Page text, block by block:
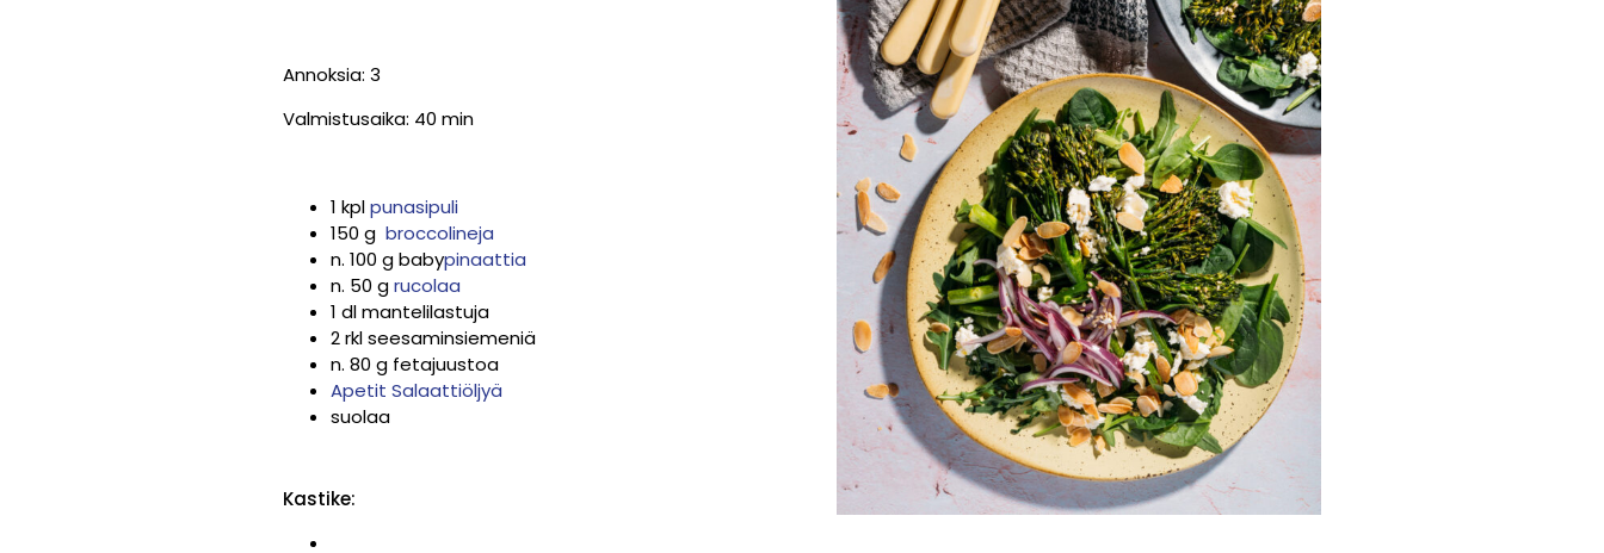
Annoksia: 3
Valmistusaika: 40 min
1 kplpunasipuli
150 g broccolineja
n. 100 g babypinaattia
n. 50 grucolaa
1 dl mantelilastuja
2 rkl seesaminsiemeniä
n. 80 g fetajuustoa
Apetit Salaattiöljyä
suolaa
Kastike: